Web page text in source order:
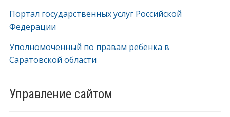
Портал государственных услуг Российской
Федерации
Уполномоченный по правам ребёнка в
Саратовской области
Управление сайтом